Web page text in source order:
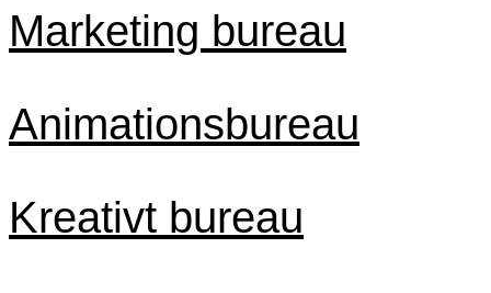
Marketing bureau
Animationsbureau
Kreativt bureau